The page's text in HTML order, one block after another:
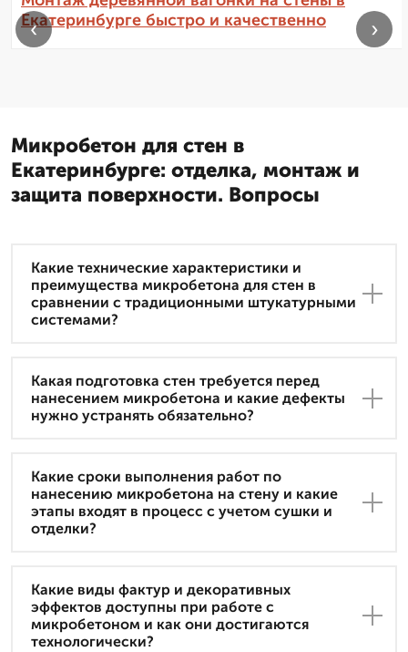
Екатеринбурге быстро и качественно
‹ ›
Микробетон для стен в
Екатеринбурге: отделка, монтаж и
защита поверхности. Вопросы
Какие технические характеристики и
преимущества микробетона для стен в
сравнении с традиционными штукатурными
системами?
Какая подготовка стен требуется перед
нанесением микробетона и какие дефекты
нужно устранять обязательно?
Какие сроки выполнения работ по
нанесению микробетона на стену и какие
этапы входят в процесс с учетом сушки и
отделки?
Какие виды фактур и декоративных
эффектов доступны при работе с
микробетоном и как они достигаются
технологически?